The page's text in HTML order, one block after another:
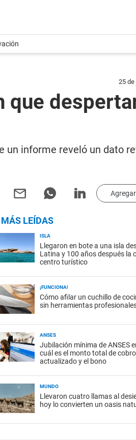
25 de
que
un informe reveló un dato
LEÍDAS
ISLA
Llegaron en bote a una isla
Latina y 100 años después la
centro turístico
¡FUNCIONA!
Cómo afilar un cuchillo de
sin herramientas
ANSES
Jubilación mínima de ANSES
cuál es el monto total de
actualizado y el bono
MUNDO
Llevaron cuatro llamas al
hoy lo convierten un oasis